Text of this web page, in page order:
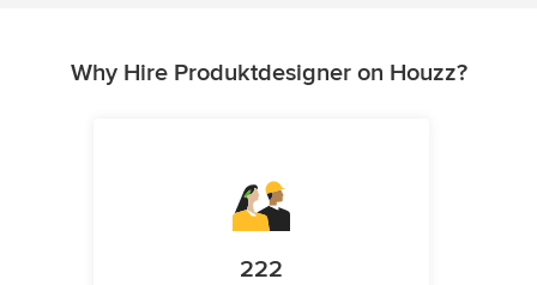
Why Hire Produktdesigner on Houzz?
222